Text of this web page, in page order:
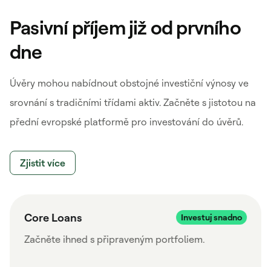
Pasivní příjem již od prvního
dne
Úvěry mohou nabídnout obstojné investiční výnosy ve
srovnání s tradičními třídami aktiv. Začněte s jistotou na
přední evropské platformě pro investování do úvěrů.
Zjistit více
Core Loans
Začněte ihned s připraveným portfoliem.